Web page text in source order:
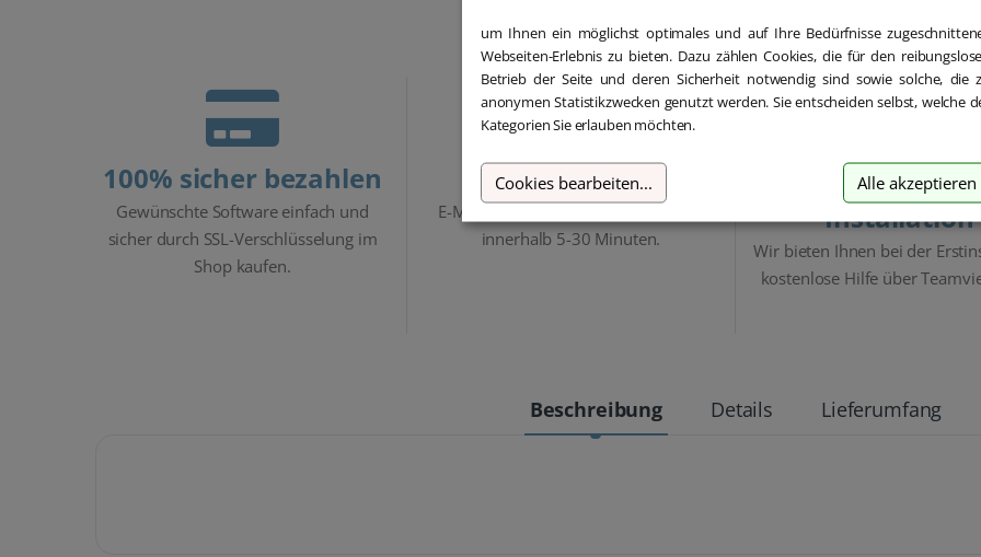
100% sicher bezahlen
Gewünschte Software einfach und
sicher durch SSL-Verschlüsselung im
Shop kaufen.
Blitzversand
E-Mail Versand und Sofortdownload
innerhalb 5-30 Minuten.
Hilfe bei der
Installation
Wir bieten Ihnen bei der
kostenlose Hilfe über
Beschreibung Details Lieferumfang
um Ihnen ein möglichst optimales und auf Ihre Bedürfnisse
Webseiten-Erlebnis zu bieten. Dazu zählen Cookies, die für den
Betrieb der Seite und deren Sicherheit notwendig sind sowie solche, die
anonymen Statistikzwecken genutzt werden. Sie entscheiden selbst, welche
Kategorien Sie erlauben möchten.
Cookies bearbeiten... Alle akzeptieren